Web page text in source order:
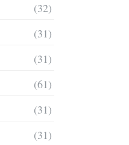
(32)
(31)
(31)
(61)
(31)
(31)